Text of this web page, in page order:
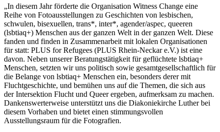
„In diesem Jahr förderte die Organisation Witness Change eine
Reihe von Fotoausstellungen zu Geschichten von lesbischen,
schwulen, bisexuellen, trans*, inter*, agender/aspec, queeren
(lsbtiaq+) Menschen aus der ganzen Welt in der ganzen Welt. Diese
fanden und finden in Zusammenarbeit mit lokalen Organisationen
für statt: PLUS for Refugees (PLUS Rhein-Neckar e.V.) ist eine
davon. Neben unserer Beratungstätigkeit für geflüchtete lsbtiaq+
Menschen, setzten wir uns politisch sowie gesamtgesellschaftlich für
die Belange von lsbtiaq+ Menschen ein, besonders derer mit
Fluchtgeschichte, und bemühen uns auf die Themen, die sich aus
der Intersektion Flucht und Queer ergeben, aufmerksam zu machen.
Dankenswerterweise unterstützt uns die Diakoniekirche Luther bei
diesem Vorhaben und bietet einen stimmungsvollen
Ausstellungsraum für die Fotografien.